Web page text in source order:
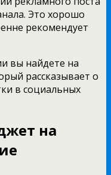
Это хорошо
рекомендует
вы найдете на
рассказывает о
в социальных
на